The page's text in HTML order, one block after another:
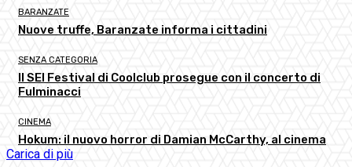
BARANZATE
Nuove truffe, Baranzate informa i cittadini
SENZA CATEGORIA
Il SEI Festival di Coolclub prosegue con il concerto di
Fulminacci
CINEMA
Hokum: il nuovo horror di Damian McCarthy, al cinema
Carica di più